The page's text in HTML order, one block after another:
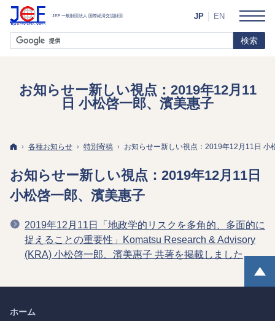
お知らせー新しい視点：2019年12月11
日 小松啓一郎、濱美惠子
ホーム
各種お知らせ 特別寄稿 お知らせー新しい視点：2019年12月11日 小
お知らせー新しい視点：2019年12月11日
小松啓一郎、濱美惠子
2019年12月11日「地政学的リスクを多角的、多面的に
捉えることの重要性」Komatsu Research & Advisory
(KRA) 小松啓一郎、濱美惠子 共著を掲載しました
JP EN
ホーム